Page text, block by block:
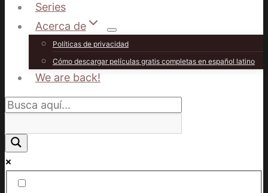
Series
Acerca de
Políticas de privacidad
Cómo descargar películas gratis completas en español latino
We are back!